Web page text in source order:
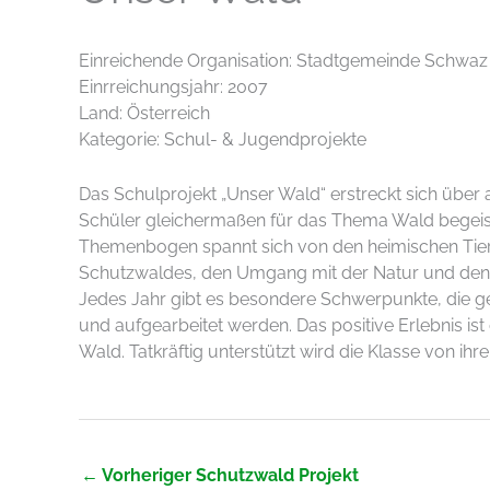
Einreichende Organisation: Stadtgemeinde Schwaz
Einrreichungsjahr: 2007
Land: Österreich
Kategorie: Schul- & Jugendprojekte
Das Schulprojekt „Unser Wald“ erstreckt sich
Schüler gleichermaßen für das Thema Wald
Themenbogen spannt sich von den heimischen
Schutzwaldes, den Umgang mit der Natur und
Jedes Jahr gibt es besondere Schwerpunkte, die
und aufgearbeitet werden. Das positive Erlebnis
Wald. Tatkräftig unterstützt wird die Klasse von
← Vorheriger Schutzwald Projekt